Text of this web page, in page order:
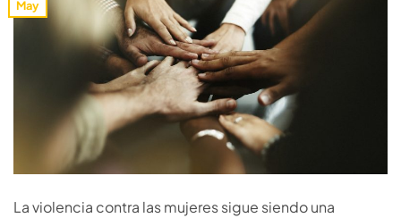
May
La violencia contra las mujeres sigue siendo una